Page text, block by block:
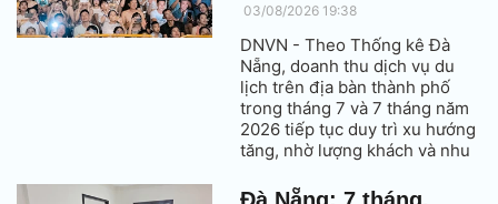
03/08/2026 19:38
DNVN - Theo Thống kê Đà
Nẵng, doanh thu dịch vụ du
lịch trên địa bàn thành phố
trong tháng 7 và 7 tháng năm
2026 tiếp tục duy trì xu hướng
tăng, nhờ lượng khách và nhu
tăng trưởng đáng kể.